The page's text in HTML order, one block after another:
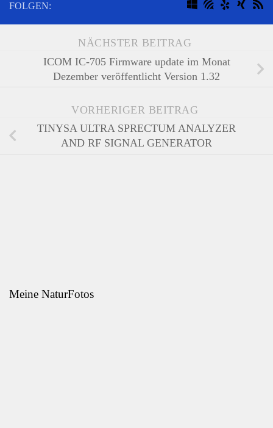
FOLGEN:
NÄCHSTER BEITRAG
ICOM IC-705 Firmware update im Monat
Dezember veröffentlicht Version 1.32
VORHERIGER BEITRAG
TINYSA ULTRA SPRECTUM ANALYZER
AND RF SIGNAL GENERATOR
Meine NaturFotos